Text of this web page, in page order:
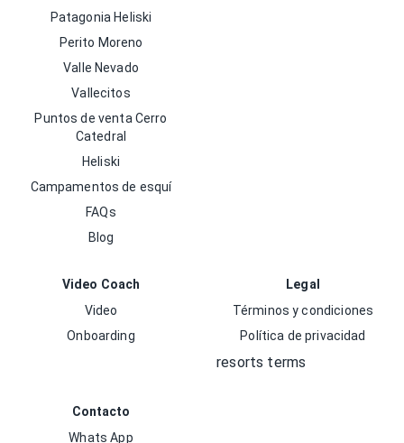
Patagonia Heliski
Perito Moreno
Valle Nevado
Vallecitos
Puntos de venta Cerro
Catedral
Heliski
Campamentos de esquí
FAQs
Blog
Video Coach
Video
Onboarding
Legal
Términos y condiciones
Política de privacidad
resorts terms
Contacto
Whats App